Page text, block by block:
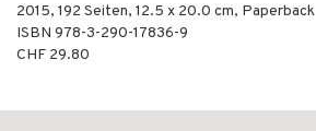
2015, 192 Seiten, 12.5 x 20.0 cm, Paperback
ISBN 978-3-290-17836-9
CHF 29.80